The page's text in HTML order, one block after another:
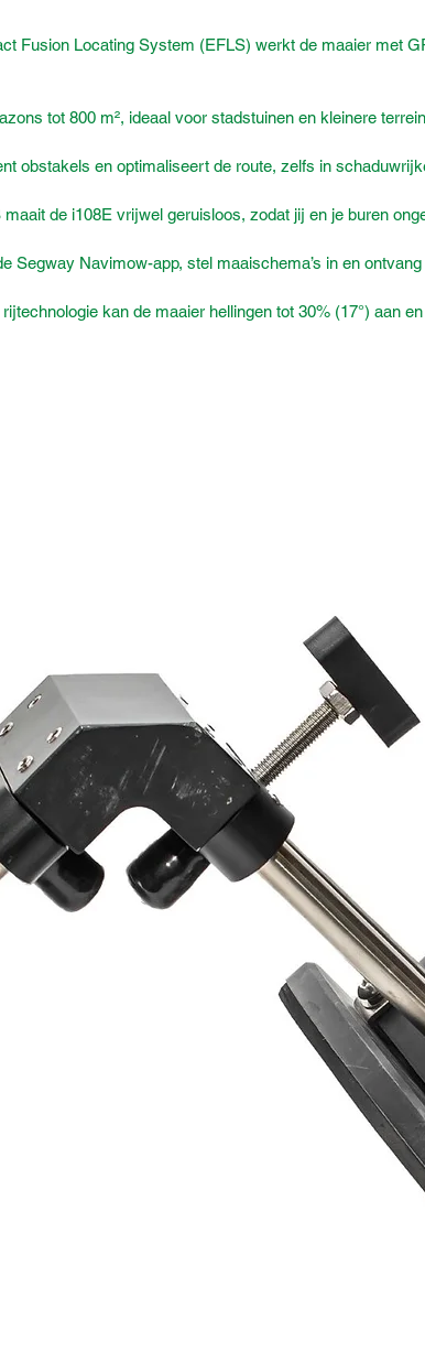
Fusion Locating System (EFLS) werkt de maaier met
tot 800 m², ideaal voor stadstuinen en kleinere
obstakels en optimaliseert de route, zelfs in
de i108E vrijwel geruisloos, zodat jij en je buren
Segway Navimow-app, stel maaischema’s in en
kan de maaier hellingen tot 30% (17°) aan